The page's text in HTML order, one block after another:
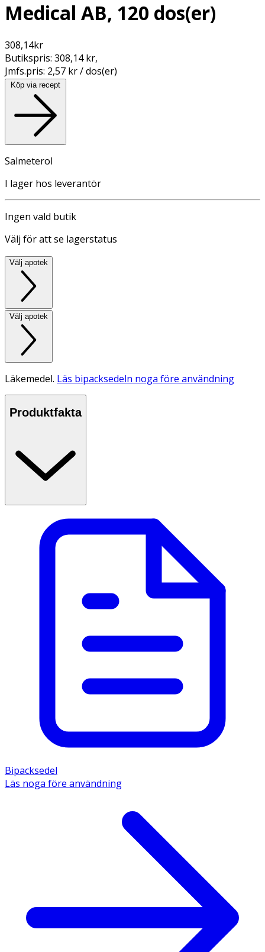
Medical AB, 120 dos(er)
308,14kr
Butikspris: 308,14 kr,
Jmfs.pris: 2,57 kr / dos(er)
Köp via recept
Salmeterol
I lager hos leverantör
Ingen vald butik
Välj för att se lagerstatus
Välj apotek
Välj apotek
Läkemedel. Läs bipacksedeln noga före användning
Produktfakta
Bipacksedel
Läs noga före användning